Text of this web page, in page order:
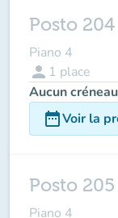
Posto 204
Piano 4
person 1 place
Aucun
date_rangeVoir la
Posto 205
Piano 4